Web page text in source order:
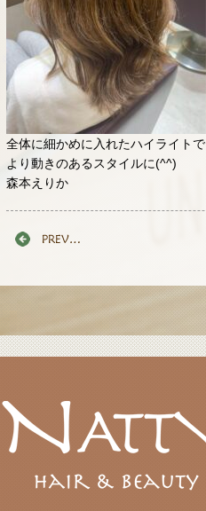
全体に細かめに入れたハイライトで
より動きのあるスタイルに(^^)
森本えりか